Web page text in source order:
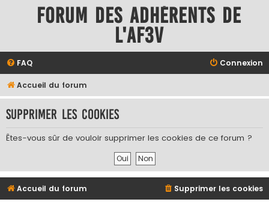
Forum des adhérents de
l'AF3V
FAQ Connexion
Accueil du forum
Supprimer les cookies
Êtes-vous sûr de vouloir supprimer les cookies de ce forum ?
Accueil du forum Supprimer les cookies